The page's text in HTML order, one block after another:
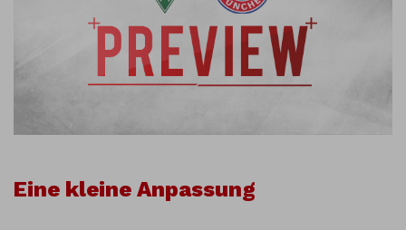
Eine kleine Anpassung